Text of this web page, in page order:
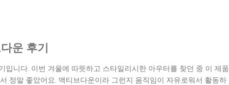
운 후기
입니다. 이번 겨울에 따뜻하고 스타일리시한 아우터를 찾던 중 이 제품
정말 좋았어요. 액티브다운이라 그런지 움직임이 자유로워서 활동하